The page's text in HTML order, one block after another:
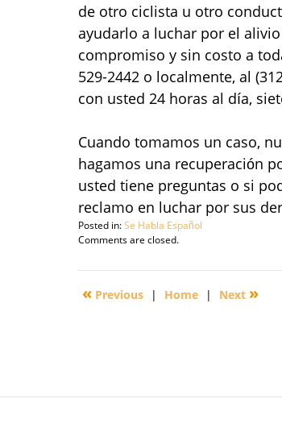
de otro ciclista u otro
ayudarlo a luchar por el
compromiso y sin costo a
529-2442 o localmente, al
con usted 24 horas al día,
Cuando tomamos un caso,
hagamos una recuperación
usted tiene preguntas o si
reclamo en luchar por sus
Posted in:Se Habla Español
Updated:
30,
4:10
Comments are closed.
« Previous | Home | Next »